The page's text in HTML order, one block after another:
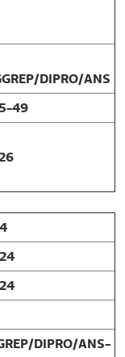
DIPRO/ANS
49
DIPRO/ANS-